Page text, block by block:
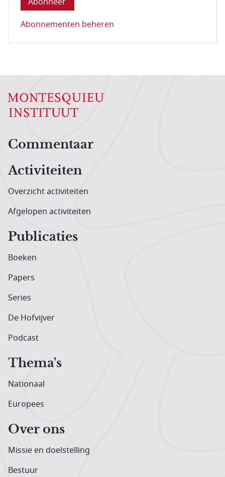
Abonnementen beheren
Hoofdnavigatiemenu
Commentaar
Activiteiten
Overzicht activiteiten
Afgelopen activiteiten
Publicaties
Boeken
Papers
Series
De Hofvijver
Podcast
Thema's
Nationaal
Europees
Over ons
Missie en doelstelling
Bestuur